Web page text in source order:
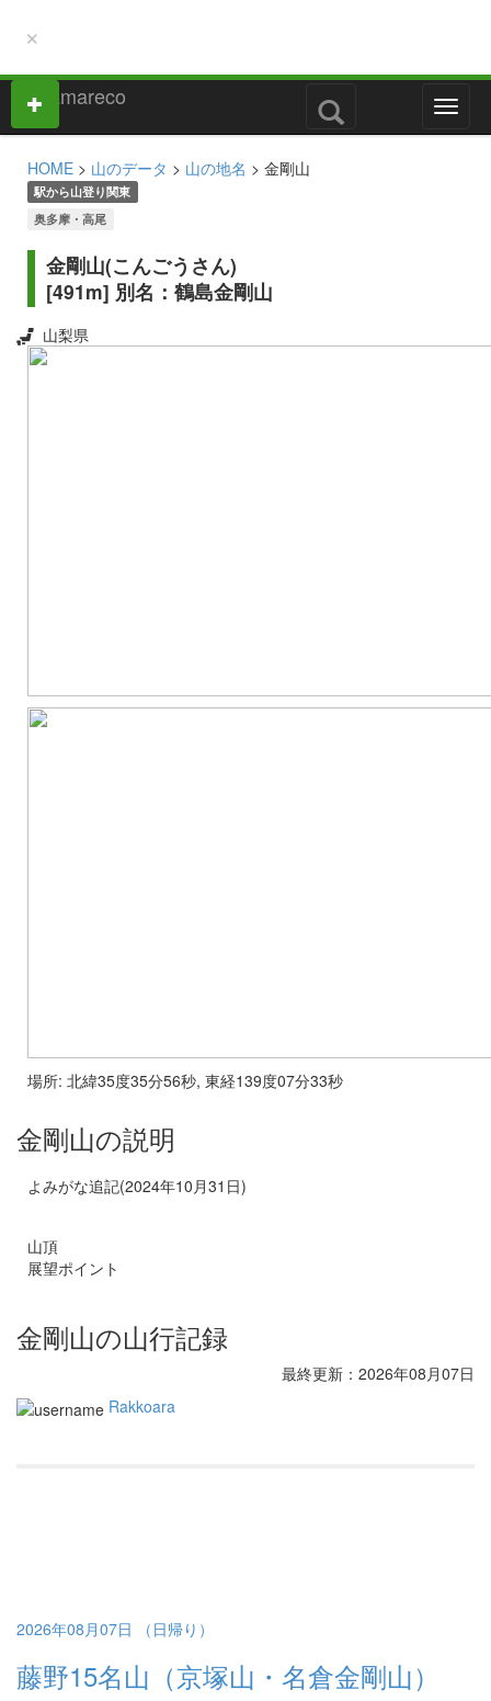
×
M
e
HOME > 山のデータ > 山の地名 > 金剛山
駅から山登り関東
奥多摩・高尾
金剛山(こんごうさん)
[491m] 別名：鶴島金剛山
山梨県
場所: 北緯35度35分56秒, 東経139度07分33秒
金剛山の説明
よみがな追記(2024年10月31日)
山頂
展望ポイント
金剛山の山行記録
最終更新：2026年08月07日
Rakkoara
2026年08月07日 （日帰り）
藤野15名山（京塚山・名倉金剛山）